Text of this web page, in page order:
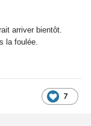
arriver bientôt.
la foulée.
7